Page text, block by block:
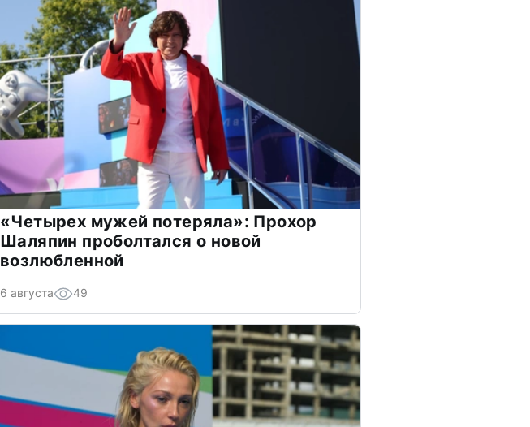
«Четырех мужей потеряла»: Прохор
Шаляпин проболтался о новой
возлюбленной
6 августа 49